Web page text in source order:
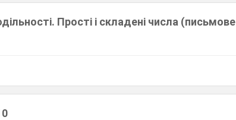
Прості і складені числа (письмове